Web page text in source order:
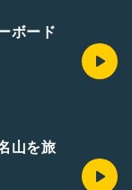
ボード
山を旅